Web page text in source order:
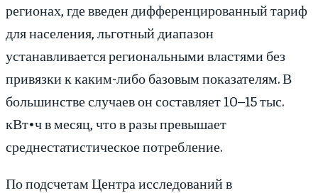
регионах, где введен дифференцированный тариф
для населения, льготный диапазон
устанавливается региональными властями без
привязки к каким-либо базовым показателям. В
большинстве случаев он составляет 10–15 тыс.
кВт•ч в месяц, что в разы превышает
среднестатистическое потребление.
По подсчетам Центра исследований в